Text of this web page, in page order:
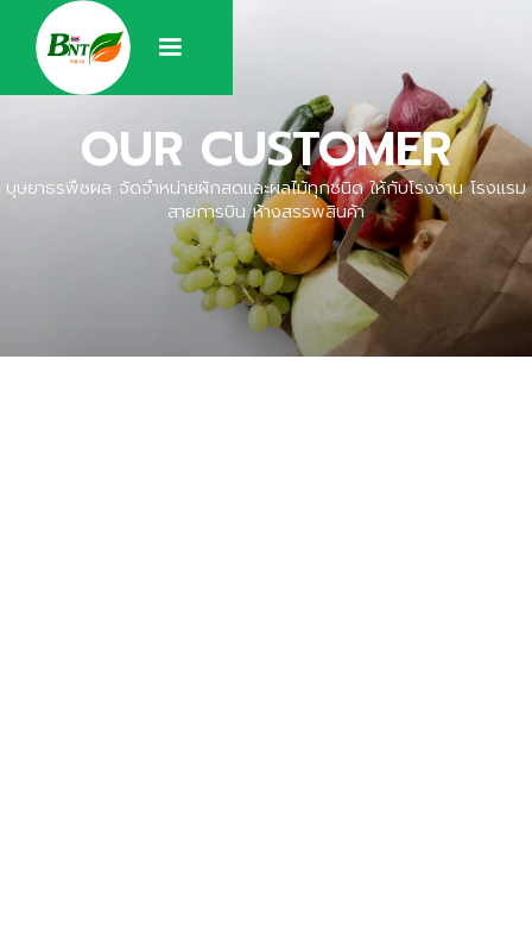
OUR CUSTOMER
บุษยาธรพืชผล จัดจำหน่ายผักสดและผลไม้ทุกชนิด ให้กับโรงงาน โรงแรม
สายการบิน ห้างสรรพสินค้า